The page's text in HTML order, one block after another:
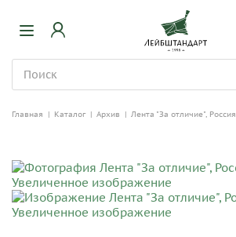
Главная | Каталог | Архив | Лента "За отличие", Россия